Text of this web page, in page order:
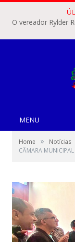
MENU
Home » Notícias
CÂMARA